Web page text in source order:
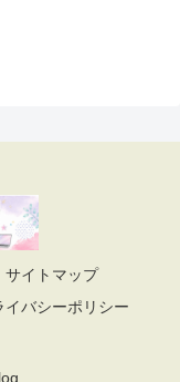
サイトマップ
イバシーポリシー